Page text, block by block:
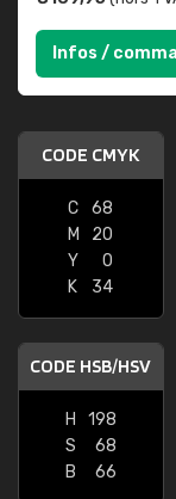
Infos /
CODE CMYK
C
68
M
20
Y
0
K
34
CODE HSB/HSV
H
198
S
68
B
66